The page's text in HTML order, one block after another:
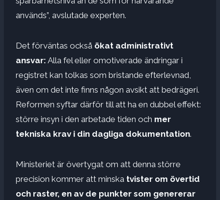
används”, avslutade experten.
Det förväntas också ökat administrativt
ansvar: Alla fel eller omotiverade ändringar i
registret kan tolkas som bristande efterlevnad,
även om det inte finns någon avsikt att bedrägeri.
Reformen syftar därför till att ha en dubbel effekt:
större insyn i den arbetade tiden och mer
tekniska krav i din dagliga dokumentation.
Ministeriet är övertygat om att denna större
precision kommer att minska tvister om övertid
och raster, en av de punkter som genererar